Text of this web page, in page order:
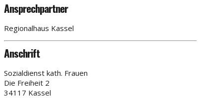
Ansprechpartner
Regionalhaus Kassel
Anschrift
Sozialdienst kath. Frauen
Die Freiheit 2
34117 Kassel